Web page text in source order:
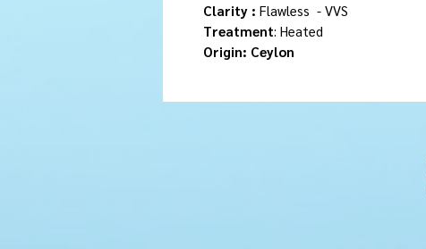
Clarity : Flawless - VVS
Treatment: Heated
Origin: Ceylon